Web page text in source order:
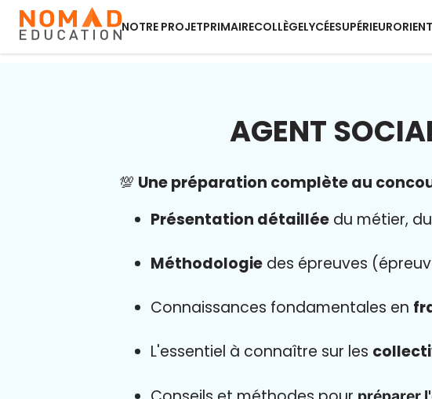
NOTRE PROJETPRIMAIRECOLLÈGELYCÉESUPÉRIEUR
AGENT
💯 Une préparation complète au
Présentation détaillée du métier,
Méthodologie des épreuves
Connaissances fondamentales en
L'essentiel à connaître sur les